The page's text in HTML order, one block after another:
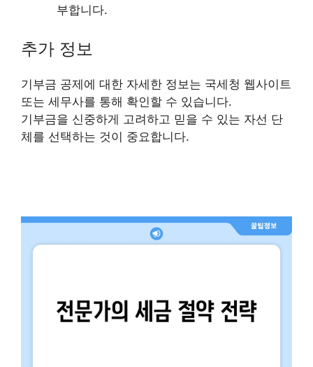
부합니다.
추가 정보
기부금 공제에 대한 자세한 정보는 국세청 웹사이트
또는 세무사를 통해 확인할 수 있습니다.
기부금을 신중하게 고려하고 믿을 수 있는 자선 단
체를 선택하는 것이 중요합니다.